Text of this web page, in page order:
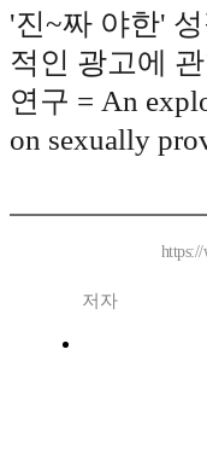
'진~짜 야한'
적인 광고에
연구 = An
on sexually
저자